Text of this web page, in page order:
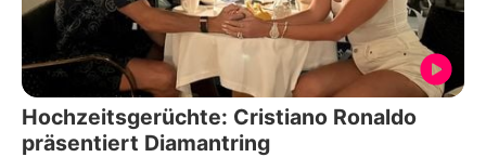
Hochzeitsgerüchte: Cristiano Ronaldo
präsentiert Diamantring